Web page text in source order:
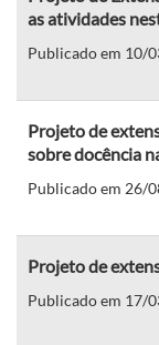
as atividades
Publicado em 10/
Projeto de
sobre docência
Publicado em 26/
Projeto de
Publicado em 17/